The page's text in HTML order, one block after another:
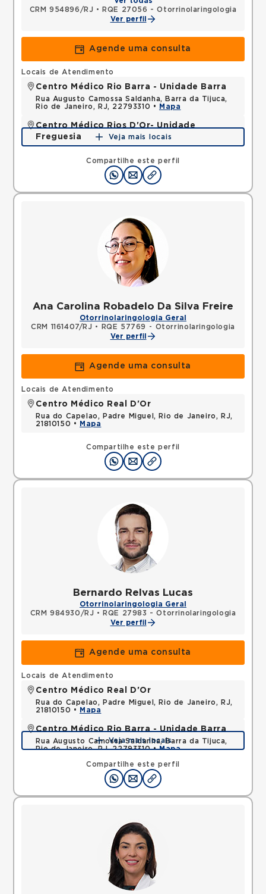
CRM 954896/RJ •
RQE 27056 - Otorrinolaringologia
Ver perfil
Agende uma consulta
Compartilhe este perfil
Locais de Atendimento
Centro Médico Rio Barra - Unidade Barra
Rua Augusto Camossa Saldanha, Barra da Tijuca,
Rio de Janeiro, RJ, 22793310 •
Mapa
Centro Médico Rios D'Or- Unidade
Freguesia
Estrada dos Tres Rios, Freguesia Jacarepagua, Rio
de Janeiro, RJ, 22745005 •Mapa
Veja mais locais
Ana Carolina Robadelo Da Silva Freire
Otorrinolaringologia Geral
CRM 1161407/RJ •
RQE 57769 - Otorrinolaringologia
Ver perfil
Agende uma consulta
Compartilhe este perfil
Locais de Atendimento
Centro Médico Real D'Or
Rua do Capelao, Padre Miguel, Rio de Janeiro, RJ,
21810150 •
Mapa
Bernardo Relvas Lucas
Otorrinolaringologia Geral
CRM 984930/RJ •
RQE 27983 - Otorrinolaringologia
Ver perfil
Agende uma consulta
Compartilhe este perfil
Locais de Atendimento
Centro Médico Real D'Or
Rua do Capelao, Padre Miguel, Rio de Janeiro, RJ,
21810150 •
Mapa
Centro Médico Rio Barra - Unidade Barra
Rua Augusto Camossa Saldanha, Barra da Tijuca,
Rio de Janeiro, RJ, 22793310 •Mapa
Veja mais locais